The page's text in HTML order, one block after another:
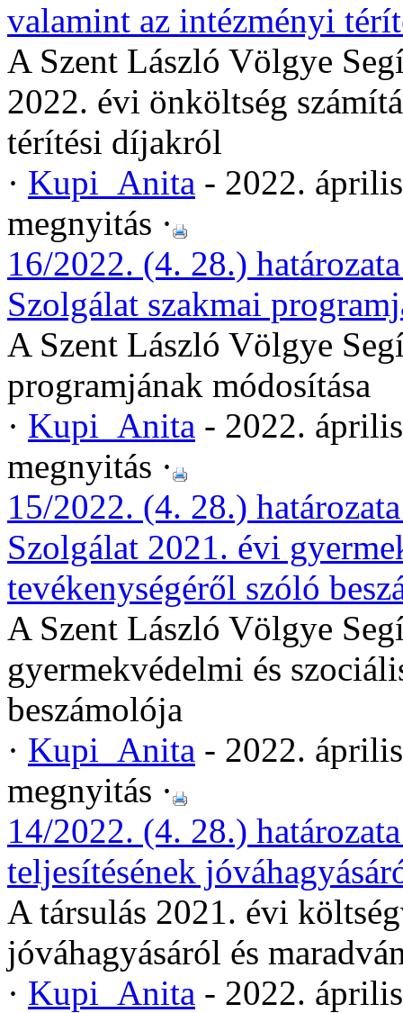
valamint az intézményi
A Szent László Völgye
2022. évi önköltség
térítési díjakról
· Kupi_Anita - 2022.
megnyitás ·
16/2022. (4. 28.)
Szolgálat szakmai
A Szent László Völgye
programjának módosítása
· Kupi_Anita - 2022.
megnyitás ·
15/2022. (4. 28.)
Szolgálat 2021. évi
tevékenységéről szóló
A Szent László Völgye
gyermekvédelmi és
beszámolója
· Kupi_Anita - 2022.
megnyitás ·
14/2022. (4. 28.)
teljesítésének
A társulás 2021. évi
jóváhagyásáról és
· Kupi_Anita - 2022.